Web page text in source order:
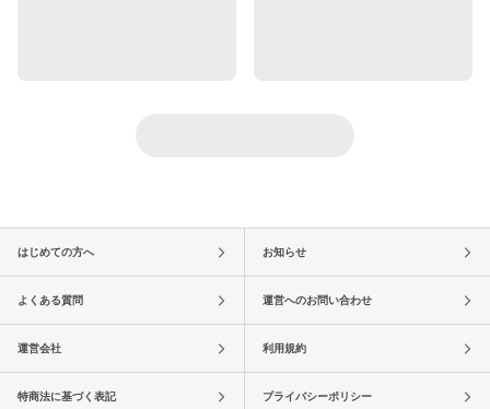
はじめての方へ お知らせ
よくある質問 運営へのお問い合わせ
運営会社 利用規約
特商法に基づく表記 プライバシーポリシー